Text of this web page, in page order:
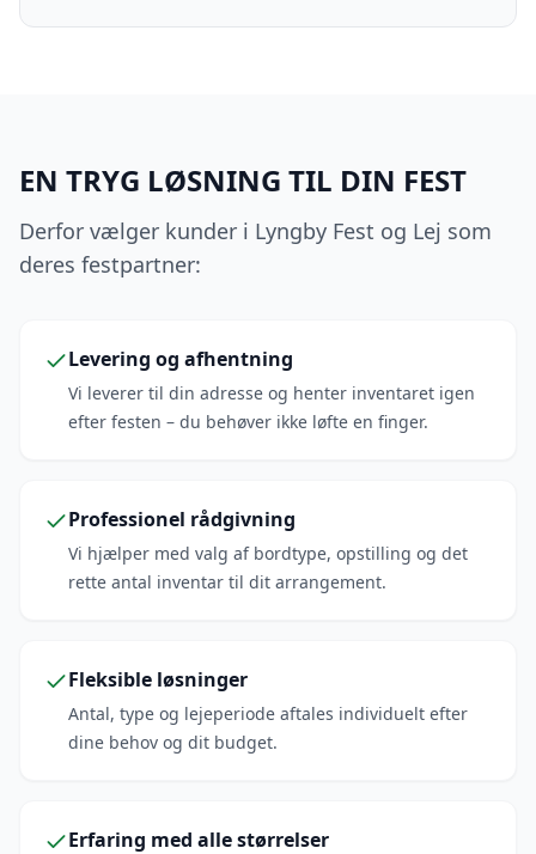
EN TRYG LØSNING TIL DIN FEST
Derfor vælger kunder i Lyngby Fest og Lej som
deres festpartner:
Levering og afhentning
Vi leverer til din adresse og henter inventaret igen
efter festen – du behøver ikke løfte en finger.
Professionel rådgivning
Vi hjælper med valg af bordtype, opstilling og det
rette antal inventar til dit arrangement.
Fleksible løsninger
Antal, type og lejeperiode aftales individuelt efter
dine behov og dit budget.
Erfaring med alle størrelser